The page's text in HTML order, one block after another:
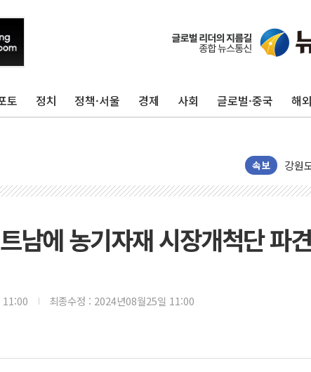
토 정치 정책·서울 경제 사회 글로벌·중국 해
속보
구
해군
[코인
[르포
빚투
양주
성
우크
남에 농기자재 시장개척단 파
11:00 최종수정 : 2024년08월25일 11:00